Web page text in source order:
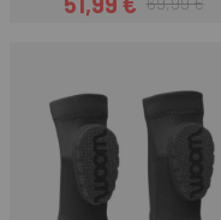
Prezzo
Prezzo base